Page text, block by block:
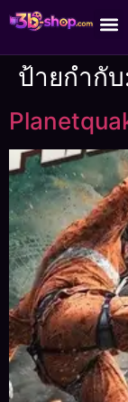
ป้ายกำกับ